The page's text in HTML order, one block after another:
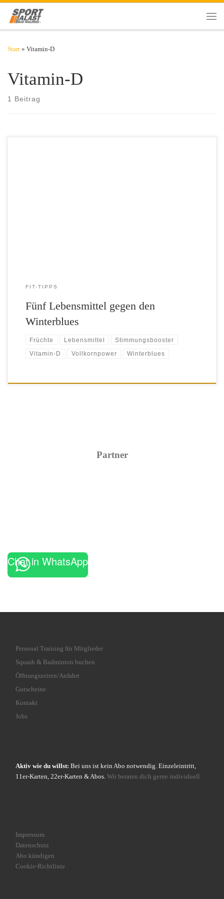
Zum Inhalt springen
Start » Vitamin-D
Vitamin-D
1 Beitrag
FIT-TIPPS
Fünf Lebensmittel gegen den
Winterblues
Früchte Lebensmittel Stimmungsbooster
Vitamin-D Vollkornpower Winterblues
Partner
Chat in WhatsApp
Personal Training für Mitglieder
Squash & Badminton buchen
Öffnungszeiten/Anfahrt
Gutscheine
Kontakt
Jobs
Aktiv wie du willst: Bei uns ist kein Abo notwendig. Einzeleintritt,
11er-Karten, 22er-Karten & Abos. Wir beraten dich gerne individuell
Impressum
Datenschutz
Abo kündigen
Cookie-Richtlinie